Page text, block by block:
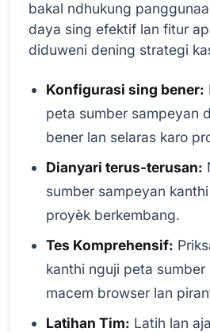
bakal ndhukung
daya sing efektif lan fitur
diduweni dening strategi
Konfigurasi sing bener:
peta sumber sampeyan
bener lan selaras karo
Dianyari terus-terusan:
sumber sampeyan
proyèk berkembang.
Tes Komprehensif:
kanthi nguji peta
macem browser lan
Latihan Tim: Latih lan